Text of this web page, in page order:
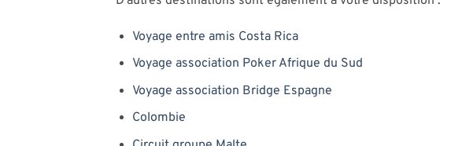
Voyage entre amis Costa Rica
Voyage association Poker Afrique du Sud
Voyage association Bridge Espagne
Colombie